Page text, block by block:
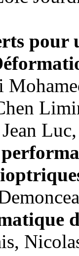
pour